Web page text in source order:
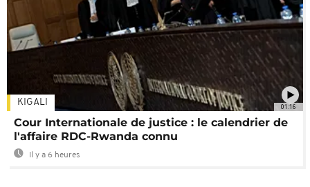
01:16
KIGALI
Cour Internationale de justice : le calendrier de
l'affaire RDC-Rwanda connu
Il y a 6 heures